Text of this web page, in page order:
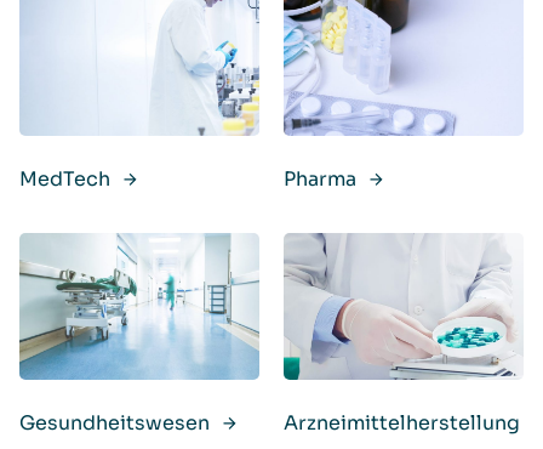
MedTech Pharma
Gesundheitswesen Arzneimittelherstellung